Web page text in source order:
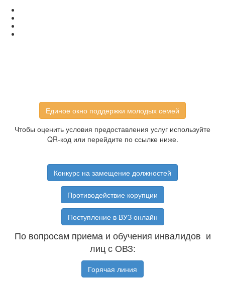
Единое окно поддержки молодых семей
Чтобы оценить условия предоставления услуг используйте
QR-код или перейдите по ссылке ниже.
Конкурс на замещение должностей
Противодействие корупции
Поступление в ВУЗ онлайн
По вопросам приема и обучения инвалидов и
лиц с ОВЗ:
Горячая линия